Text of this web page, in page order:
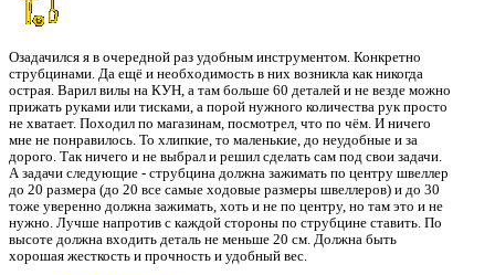
Озадачился я в очередной раз удобным инструментом. Конкретно
струбцинами. Да ещё и необходимость в них возникла как никогда
острая. Варил вилы на КУН, а там больше 60 деталей и не везде можно
прижать руками или тисками, а порой нужного количества рук просто
не хватает. Походил по магазинам, посмотрел, что по чём. И ничего
мне не понравилось. То хлипкие, то маленькие, до неудобные и за
дорого. Так ничего и не выбрал и решил сделать сам под свои задачи.
А задачи следующие - струбцина должна зажимать по центру швеллер
до 20 размера (до 20 все самые ходовые размеры швеллеров) и до 30
тоже уверенно должна зажимать, хоть и не по центру, но там это и не
нужно. Лучше напротив с каждой стороны по струбцине ставить. По
высоте должна входить деталь не меньше 20 см. Должна быть
хорошая жесткость и прочность и удобный вес.